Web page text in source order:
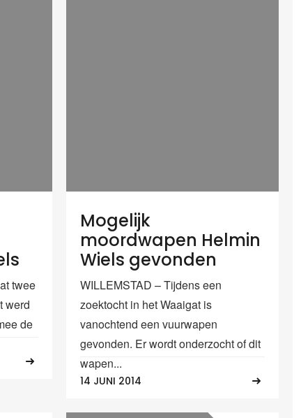
twee
werd
de
Mogelijk
moordwapen Helmin
Wiels gevonden
WILLEMSTAD – Tijdens een
zoektocht in het Waaigat is
vanochtend een vuurwapen
gevonden. Er wordt onderzocht of dit
wapen...
14 JUNI 2014